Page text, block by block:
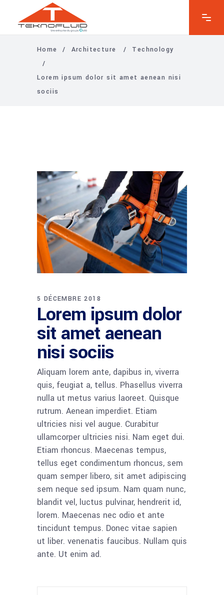
Home / Architecture / Technology
/
Lorem ipsum dolor sit amet aenean nisi
sociis
5 DÉCEMBRE 2018
Lorem ipsum dolor
sit amet aenean
nisi sociis
Aliquam lorem ante, dapibus in, viverra
quis, feugiat a, tellus. Phasellus viverra
nulla ut metus varius laoreet. Quisque
rutrum. Aenean imperdiet. Etiam
ultricies nisi vel augue. Curabitur
ullamcorper ultricies nisi. Nam eget dui.
Etiam rhoncus. Maecenas tempus,
tellus eget condimentum rhoncus, sem
quam semper libero, sit amet adipiscing
sem neque sed ipsum. Nam quam nunc,
blandit vel, luctus pulvinar, hendrerit id,
lorem. Maecenas nec odio et ante
tincidunt tempus. Donec vitae sapien
ut liber. venenatis faucibus. Nullam quis
ante. Ut enim ad.